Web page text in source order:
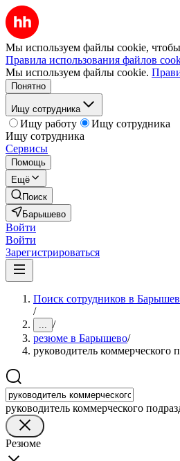
Мы используем файлы cookie, чтобы
Правила использования файлов
Мы используем файлы cookie.
Понятно
Ищу сотрудника
Ищу работу
Ищу сотрудника
Ищу сотрудника
Сервисы
Помощь
Ещё
Поиск
Барышево
Войти
Войти
Зарегистрироваться
Поиск сотрудников в
/
... /
резюме в Барышево/
руководитель коммерческого
руководитель коммерческого
Резюме